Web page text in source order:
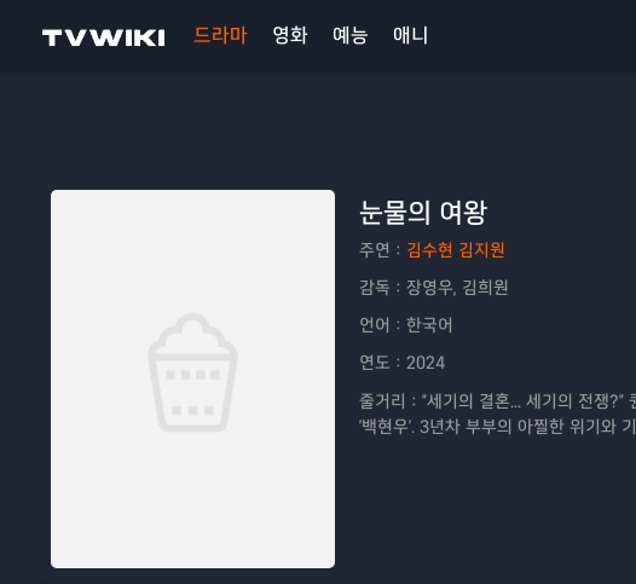
드라마 영화 예능 애니
눈물의 여왕
주연： 김수현 김지원
감독： 장영우, 김희원
언어： 한국어
연도： 2024
줄거리： "세기의 결혼... 세기의 전쟁?"
'백현우'. 3년차 부부의 아찔한 위기와